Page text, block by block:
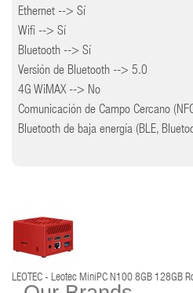
Ethernet --> Sí
Wifi --> Sí
Bluetooth --> Sí
Versión de Bluetooth --> 5.0
4G WiMAX --> No
Comunicación de Campo Cercano
Bluetooth de baja energía (BLE,
LEOTEC - Leotec MiniPC N100 8GB 128GB